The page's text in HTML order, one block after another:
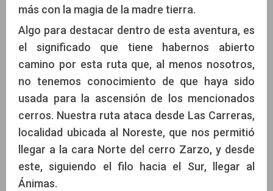
más con la magia de la madre tierra.
Algo para destacar dentro de esta aventura, es
el significado que tiene habernos abierto
camino por esta ruta que, al menos nosotros,
no tenemos conocimiento de que haya sido
usada para la ascensión de los mencionados
cerros. Nuestra ruta ataca desde Las Carreras,
localidad ubicada al Noreste, que nos permitió
llegar a la cara Norte del cerro Zarzo, y desde
este, siguiendo el filo hacia el Sur, llegar al
Ánimas.